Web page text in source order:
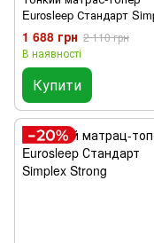
Eurosleep Стандарт
1 688 грн 2 110 грн
В наявності
Купити